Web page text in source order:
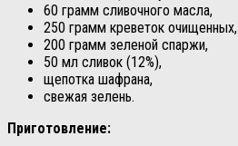
60 грамм сливочного масла,
250 грамм креветок очищенных,
200 грамм зеленой спаржи,
50 мл сливок (12%),
щепотка шафрана,
свежая зелень.
Приготовление: